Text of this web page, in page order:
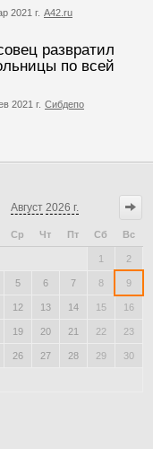
2021 г. А42.ru
развратил
по всей
2021 г. Сибдепо
Август 2026 г.
Ср Чт Пт Сб Вс
1 2
5 6 7 8 9
12 13 14 15 16
19 20 21 22 23
26 27 28 29 30